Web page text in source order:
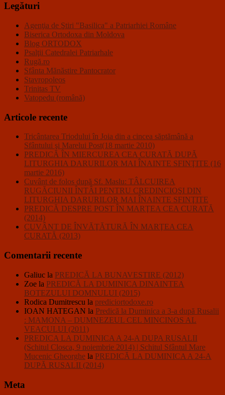
Legături
Agenţia de Ştiri "Basilica" a Patriarhiei Române
Biserica Ortodoxa din Moldova
Blog ORTODOX
Psalţii Catedralei Patriarhale
Rugă.ro
Sfânta Mănăstire Pantocrator
Stavropoleos
Trinitas TV
Vatopedu (română)
Articole recente
Tricântarea Triodului în Joia din a cincea săptămână a
Sfântului şi Marelui Post(18 martie 2010)
PREDICĂ ÎN MIERCUREA CEA CURATĂ DUPĂ
LITURGHIA DARURILOR MAI ÎNAINTE SFINŢITE (16
martie 2016)
Cuvânt de folos după Sf. Maslu: TÂLCUIREA
RUGĂCIUNII ÎNTÂI PENTRU CREDINCIOŞI DIN
LITURGHIA DARURILOR MAI ÎNAINTE SFINŢITE
PREDICĂ DESPRE POST ÎN MARŢEA CEA CURATĂ
(2014)
CUVÂNT DE ÎNVĂŢĂTURĂ ÎN MARŢEA CEA
CURATĂ (2013)
Comentarii recente
Galiuc la PREDICĂ LA BUNAVESTIRE (2012)
Zoe la PREDICĂ LA DUMINICA DINAINTEA
BOTEZULUI DOMNULUI (2015)
Rodica Dumitrescu la prediciortodoxe.ro
IOAN HATEGAN la Predică la Duminica a 3-a după Rusalii
: MAMONA – DUMNEZEUL CEL MINCINOS AL
VEACULUI (2011)
PREDICA LA DUMINICA A 24-A DUPA RUSALII
(Schitul Closca, 9 noiembrie 2014) | Schitul Sfântul Mare
Mucenic Gheorghe la PREDICĂ LA DUMINICA A 24-A
DUPĂ RUSALII (2014)
Meta